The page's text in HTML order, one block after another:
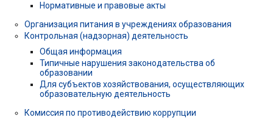
Нормативные и правовые акты
Организация питания в учреждениях образования
Контрольная (надзорная) деятельность
Общая информация
Типичные нарушения законодательства об
образовании
Для субъектов хозяйствования, осуществляющих
образовательную деятельность
Комиссия по противодействию коррупции